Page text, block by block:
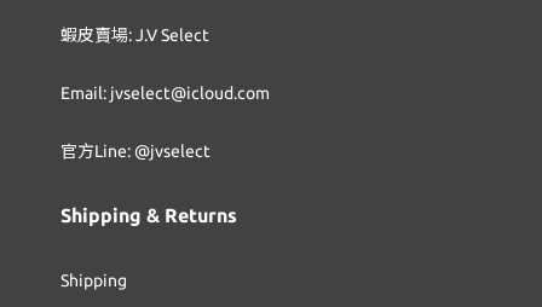
蝦皮賣場: J.V Select
Email: jvselect@icloud.com
官方Line: @jvselect
Shipping & Returns
Shipping